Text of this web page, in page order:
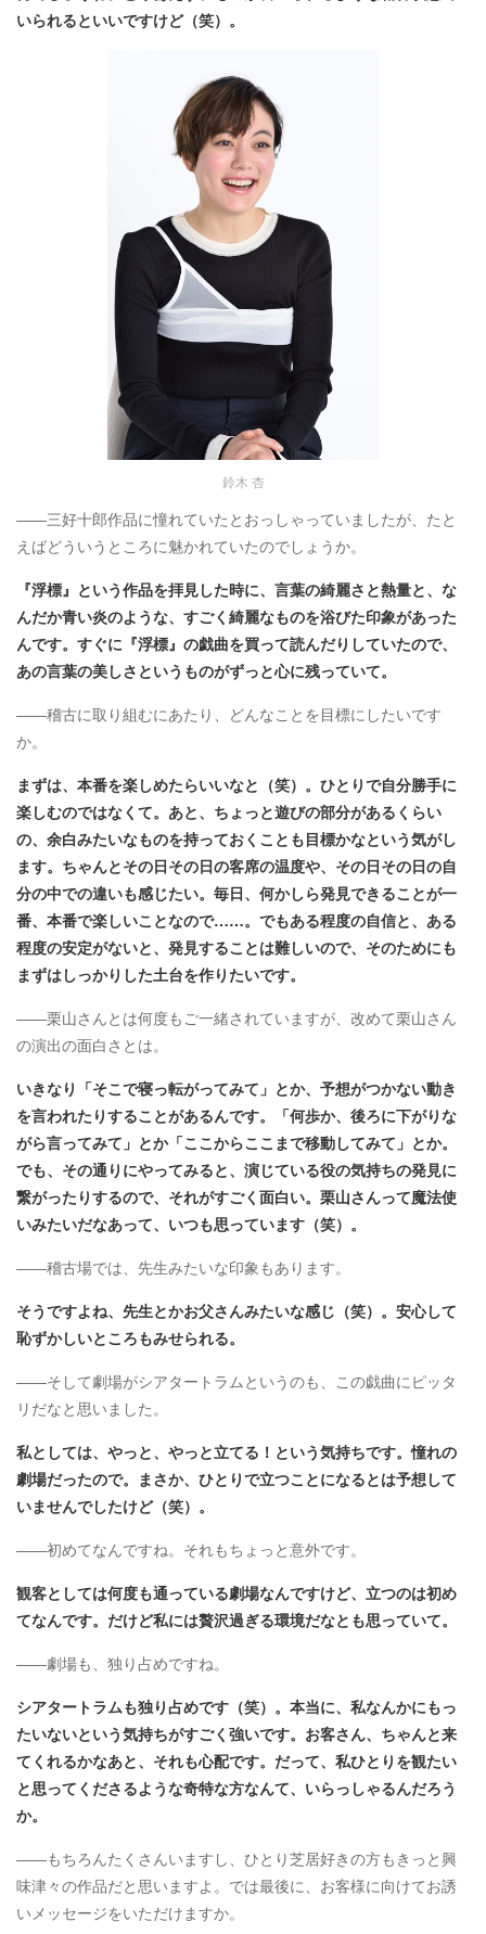
いられるといいですけど（笑）。
鈴木 杏
――三好十郎作品に憧れていたとおっしゃっていましたが、たと
えばどういうところに魅かれていたのでしょうか。
『浮標』という作品を拝見した時に、言葉の綺麗さと熱量と、な
んだか青い炎のような、すごく綺麗なものを浴びた印象があった
んです。すぐに『浮標』の戯曲を買って読んだりしていたので、
あの言葉の美しさというものがずっと心に残っていて。
――稽古に取り組むにあたり、どんなことを目標にしたいです
か。
まずは、本番を楽しめたらいいなと（笑）。ひとりで自分勝手に
楽しむのではなくて。あと、ちょっと遊びの部分があるくらい
の、余白みたいなものを持っておくことも目標かなという気がし
ます。ちゃんとその日その日の客席の温度や、その日その日の自
分の中での違いも感じたい。毎日、何かしら発見できることが一
番、本番で楽しいことなので……。でもある程度の自信と、ある
程度の安定がないと、発見することは難しいので、そのためにも
まずはしっかりした土台を作りたいです​。
――栗山さんとは何度もご一緒されていますが、改めて栗山さん
の演出の面白さとは。
いきなり「そこで寝っ転がってみて」とか、予想がつかない動き
を言われたりすることがあるんです。「何歩か、後ろに下がりな
がら言ってみて」とか「ここからここまで移動してみて」とか。
でも、その通りにやってみると、演じている役の気持ちの発見に
繋がったりするので、それがすごく面白い。栗山さんって魔法使
いみたいだなあって、いつも思っています （笑）。
――稽古場では、先生みたいな印象もあります。
そうですよね、先生とかお父さんみたいな感じ（笑）。安心して
恥ずかしいところもみせられる。
――そして劇場がシアタートラムというのも、この戯曲にピッタ
リだなと思いました。
私としては、やっと、やっと立てる！という気持ちです。憧れの
劇場だったので。まさか、ひとりで立つことになるとは予想して
いませんでしたけど（笑）。
――初めてなんですね。それもちょっと意外です。
観客としては何度も通っている劇場なんですけど、立つのは初め
てなんです。だけど私には贅沢過ぎる環境だなとも思っていて。
――劇場も、独り占めですね。
シアタートラムも独り占めです（笑）。本当に、私なんかにもっ
たいないという気持ちがすごく強いです。お客さん、ちゃんと来
てくれるかなあと、それも心配です。だって、私ひとりを観たい
と思ってくださるような奇特な方なんて、いらっしゃるんだろう
か。
――もちろんたくさんいますし、ひとり芝居好きの方もきっと興
味津々の作品だと思いますよ。では最後に、お客様に向けてお誘
いメッセージをいただけますか。